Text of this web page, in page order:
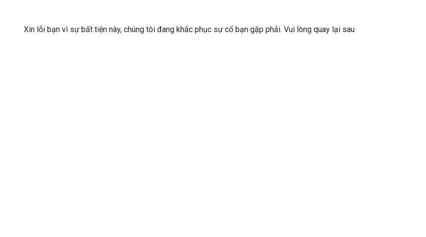
Xin lỗi bạn vì sự bất tiện này, chúng tôi đang khắc phục sự cố bạn gặp phải. Vui lòng quay lại sau